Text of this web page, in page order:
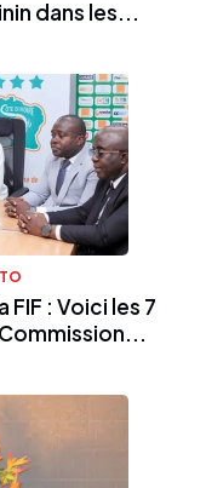
dans les...
: Voici les 7